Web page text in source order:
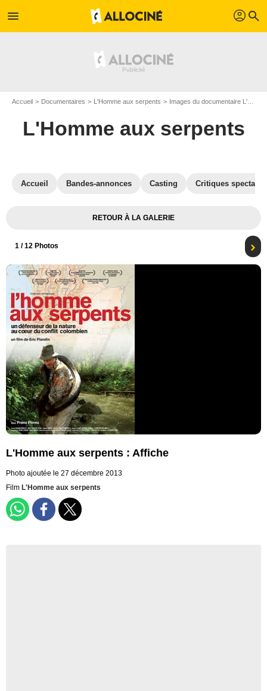
menu profil search
Accueil Documentaires L'Homme aux serpents Images du documentaire L'Homme aux serpents
L'Homme aux serpents
Accueil Bandes-annonces Casting Critiques
RETOUR À LA GALERIE
1 / 12 Photos
L'Homme aux serpents : Affiche
Photo ajoutée le 27 décembre 2013
Film L'Homme aux serpents